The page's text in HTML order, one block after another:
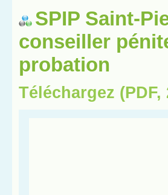
SPIP Saint-
conseiller
probation
Téléchargez (PDF,